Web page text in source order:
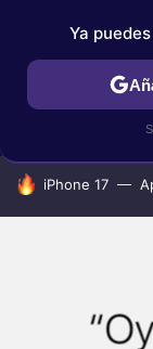
IPHONE
HOY SE HABLA
iPhone 17
Ya